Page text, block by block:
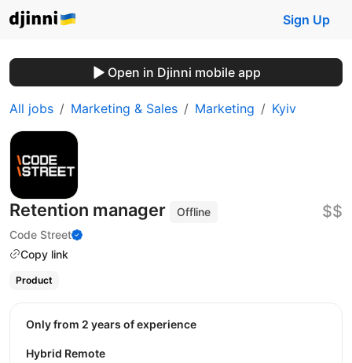
Sign Up
Open in Djinni mobile app
All jobs Marketing & Sales Marketing Kyiv
Retention manager
Offline
Code Street
Copy link
$$
Product
Only from 2 years of experience
Hybrid Remote